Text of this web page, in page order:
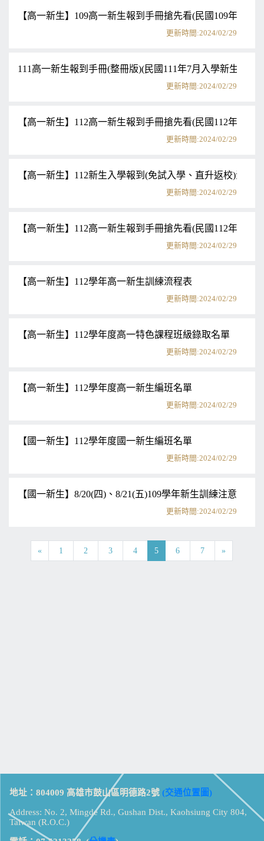
【高一新生】109高一新生報到手冊搶先看(民國109年7月
更新時間:2024/02/29
111高一新生報到手冊(整冊版)(民國111年7月入學新生適用)
更新時間:2024/02/29
【高一新生】112高一新生報到手冊搶先看(民國112年7月
更新時間:2024/02/29
【高一新生】112新生入學報到(免試入學、直升返校)注意
更新時間:2024/02/29
【高一新生】112高一新生報到手冊搶先看(民國112年7月
更新時間:2024/02/29
【高一新生】112學年高一新生訓練流程表
更新時間:2024/02/29
【高一新生】112學年度高一特色課程班級錄取名單
更新時間:2024/02/29
【高一新生】112學年度高一新生編班名單
更新時間:2024/02/29
【國一新生】112學年度國一新生編班名單
更新時間:2024/02/29
【國一新生】8/20(四)、8/21(五)109學年新生訓練注意事項
更新時間:2024/02/29
« 1 2 3 4 5 6 7 »
地址：804009 高雄市鼓山區明德路2號 (交通位置圖)
Address: No. 2, Mingde Rd., Gushan Dist., Kaohsiung City 804,
Taiwan (R.O.C.)